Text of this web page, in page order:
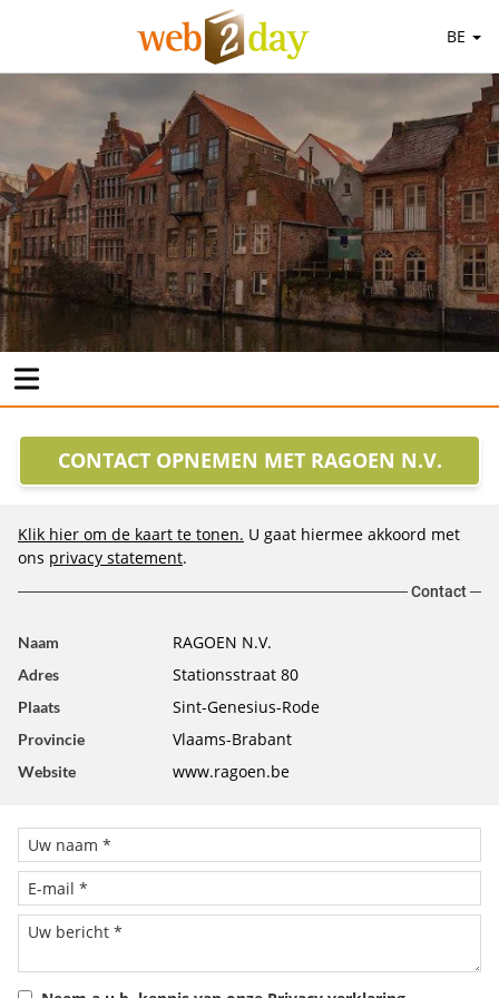
BE
CONTACT OPNEMEN MET RAGOEN N.V.
Klik hier om de kaart te tonen. U gaat hiermee akkoord met
ons privacy statement.
Contact
Naam RAGOEN N.V.
Adres Stationsstraat 80
Plaats Sint-Genesius-Rode
Provincie Vlaams-Brabant
Website www.ragoen.be